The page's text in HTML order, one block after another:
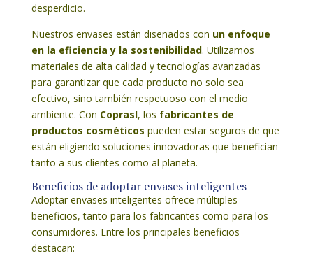
desperdicio.
Nuestros envases están diseñados con un enfoque
en la eficiencia y la sostenibilidad. Utilizamos
materiales de alta calidad y tecnologías avanzadas
para garantizar que cada producto no solo sea
efectivo, sino también respetuoso con el medio
ambiente. Con Coprasl, los fabricantes de
productos cosméticos pueden estar seguros de que
están eligiendo soluciones innovadoras que benefician
tanto a sus clientes como al planeta.
Beneficios de adoptar envases inteligentes
Adoptar envases inteligentes ofrece múltiples
beneficios, tanto para los fabricantes como para los
consumidores. Entre los principales beneficios
destacan: